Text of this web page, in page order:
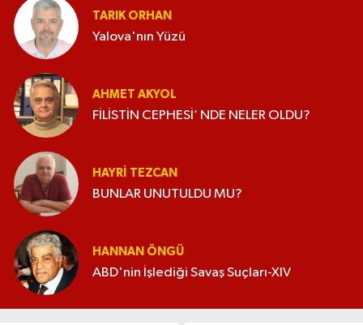
TARIK ORHAN
Yalova'nın Yüzü
AHMET AKYOL
FİLİSTİN CEPHESİ’ NDE NELER OLDU?
HAYRI TEZCAN
BUNLAR UNUTULDU MU?
HANNAN ÖNGÜ
ABD'nin İşlediği Savaş Suçları-XIV